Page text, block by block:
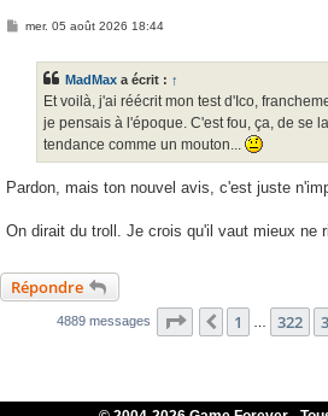
Mmer. 05 août 2026 18:44
MadMax a écrit : ↑
Et voilà, j'ai réécrit mon test d'Ico,
je pensais à l'époque. C'est fou, ça, de se
tendance comme un mouton...
Pardon, mais ton nouvel avis, c'est juste
On dirait du troll. Je crois qu'il vaut mieux ne
Répondre
4889 messages Page 326 sur326
Précédente
1 … 322